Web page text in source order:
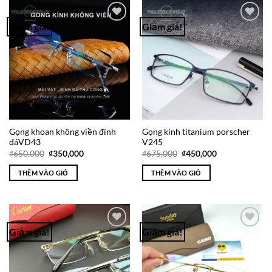
Giảm giá!
Wishlist
Gọng khoan không viền đính
đáVD43
₫650,000 Giá
là:
₫650,000.
₫350,000Giá
THÊM VÀO GIỎ
Giảm giá!
Add to
Wishlist
Gọng kính titanium porscher
V245
₫675,000 Giá
là:
₫675,000.
₫450,000Giá
THÊM VÀO GIỎ
Giảm giá!
Add to
Wishlist
Giảm giá!
Wishlist